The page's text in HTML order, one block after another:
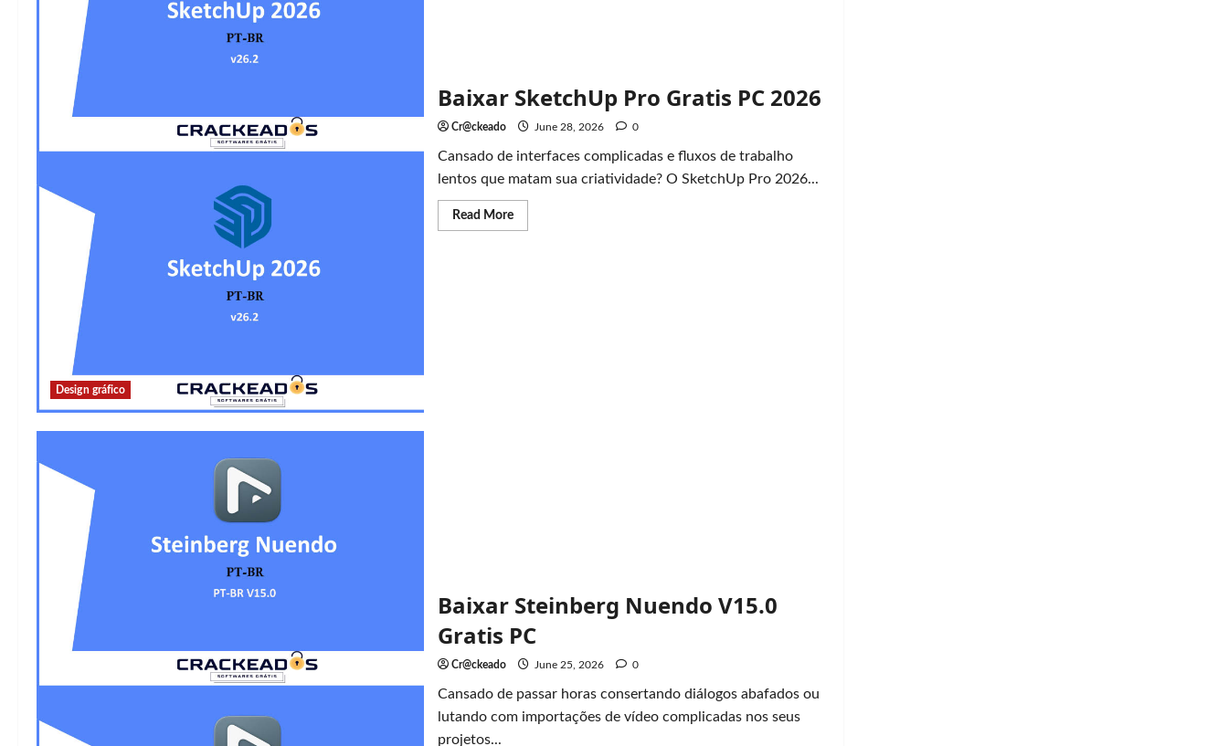
Design gráfico
Baixar SketchUp Pro Gratis PC 2026
Cr@ckeado June 28, 2026 0
Cansado de interfaces complicadas e fluxos de trabalho
lentos que matam sua criatividade? O SketchUp Pro 2026...
Read MoreRead
more
Baixar Steinberg Nuendo V15.0
Gratis PC
Cr@ckeado June 25, 2026 0
Cansado de passar horas consertando diálogos abafados ou
lutando com importações de vídeo complicadas nos seus
projetos...